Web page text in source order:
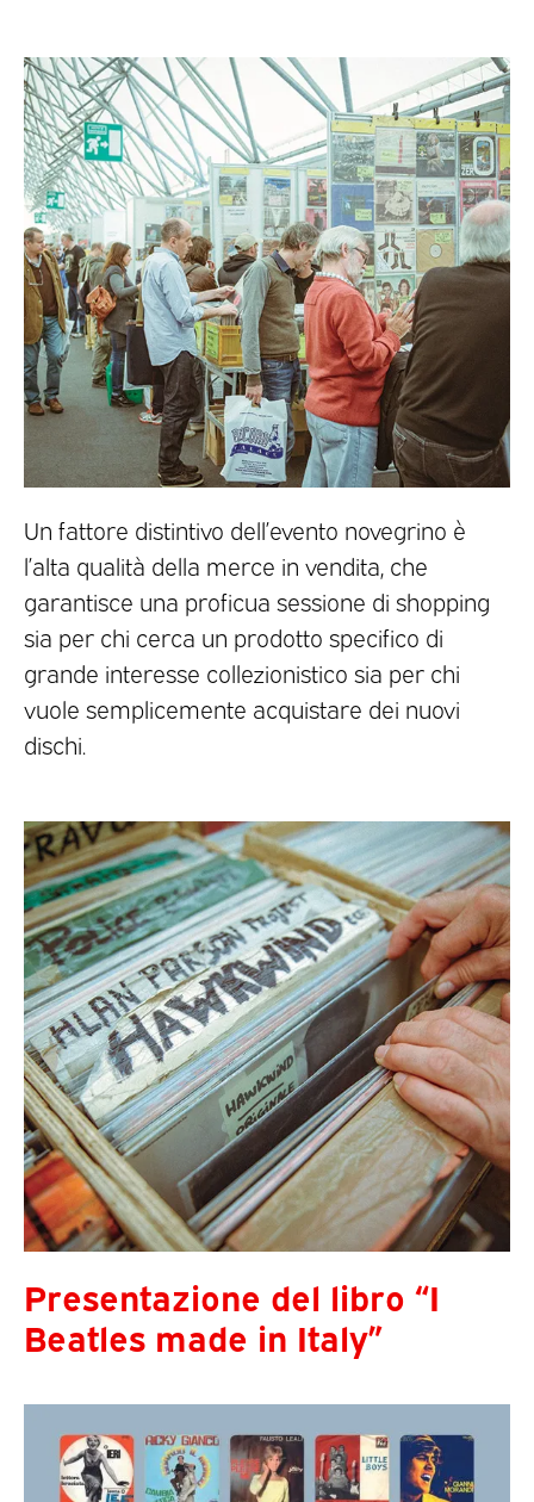
Un fattore distintivo dell’evento novegrino è
l’alta qualità della merce in vendita, che
garantisce una proficua sessione di shopping
sia per chi cerca un prodotto specifico di
grande interesse collezionistico sia per chi
vuole semplicemente acquistare dei nuovi
dischi.
Presentazione del libro “I
Beatles made in Italy”